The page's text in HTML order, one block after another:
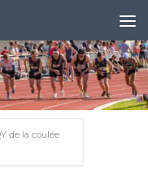
de la coulée